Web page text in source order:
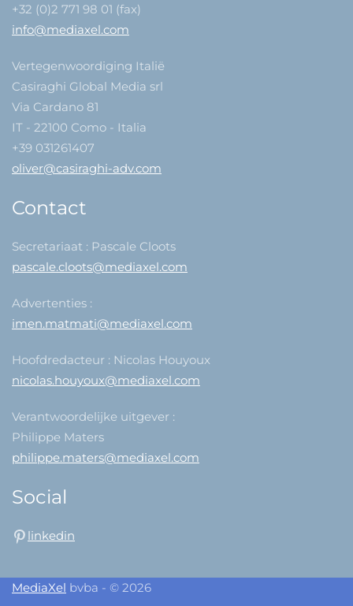
+32 (0)2 771 98 01 (fax)
info@mediaxel.com
Vertegenwoordiging Italië
Casiraghi Global Media srl
Via Cardano 81
IT - 22100 Como - Italia
+39 031261407
oliver@casiraghi-adv.com
Contact
Secretariaat : Pascale Cloots
pascale.cloots@mediaxel.com
Advertenties :
imen.matmati@mediaxel.com
Hoofdredacteur : Nicolas Houyoux
nicolas.houyoux@mediaxel.com
Verantwoordelijke uitgever :
Philippe Maters
philippe.maters@mediaxel.com
Social
linkedin
MediaXel bvba - © 2026